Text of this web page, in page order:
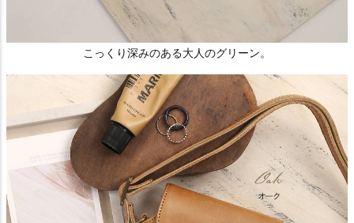
こっくり深みのある大人のグリーン。